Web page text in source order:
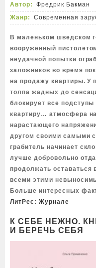
Автор:
Фредрик Бакман
Жанр:
Современная
В маленьком шведском
вооруженный
неудачной попытки
заложников во время
на продажу квартиры. У
толпа жадных до
блокирует все
квартиру… атмосфера
нарастающего
другом своими самыми
грабитель начинает
лучше добровольно
продолжать оставаться
всеми этими
Больше интересных
ЛитРес: Журнале
К СЕБЕ НЕЖНО.
И БЕРЕЧЬ СЕБЯ